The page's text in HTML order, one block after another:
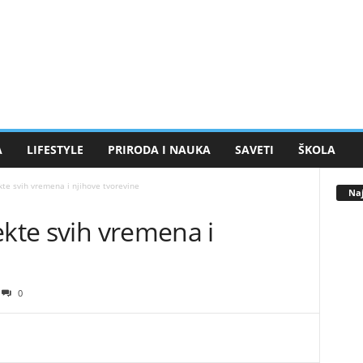
LIFESTYLE PRIRODA I NAUKA SAVETI ŠKOLA
svih vremena i njihove tvorevine
svih vremena i
0